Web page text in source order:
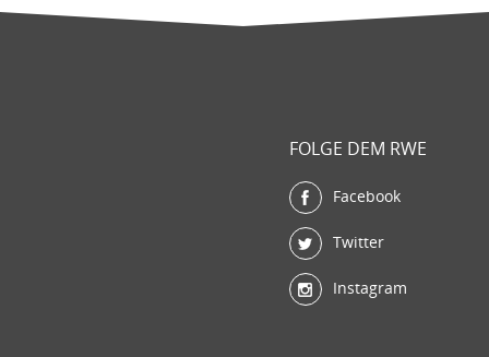
FOLGE DEM RWE
Facebook
Twitter
Instagram